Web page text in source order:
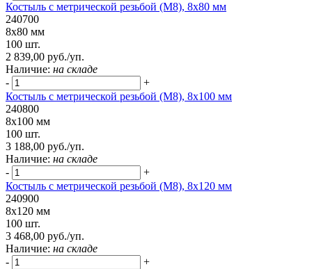
Костыль с метрической резьбой (М8), 8х80 мм
240700
8х80 мм
100 шт.
2 839,00 руб./уп.
Наличие: на складе
-
+
Костыль с метрической резьбой (М8), 8х100 мм
240800
8х100 мм
100 шт.
3 188,00 руб./уп.
Наличие: на складе
-
+
Костыль с метрической резьбой (М8), 8х120 мм
240900
8х120 мм
100 шт.
3 468,00 руб./уп.
Наличие: на складе
-
+